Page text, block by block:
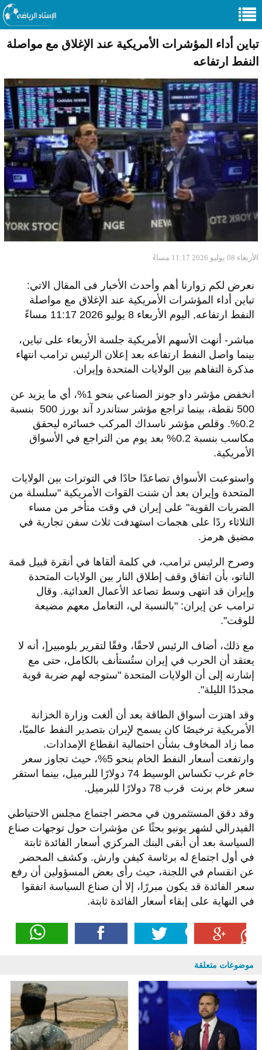
تباين أداء المؤشرات الأمريكية عند الإغلاق مع مواصلة
النفط ارتفاعه
الأربعاء 08 يوليو 2026 11:17 مساءً
نعرض لكم زوارنا أهم وأحدث الأخبار فى المقال الاتي:
تباين أداء المؤشرات الأمريكية عند الإغلاق مع مواصلة
النفط ارتفاعه, اليوم الأربعاء 8 يوليو 2026 11:17 مساءً
مباشر- أنهت الأسهم الأمريكية جلسة الأربعاء على تباين،
بينما واصل النفط ارتفاعه بعد إعلان الرئيس ترامب انتهاء
مذكرة التفاهم بين الولايات المتحدة وإيران.
انخفض مؤشر داو جونز الصناعي بنحو 1%، أي ما يزيد عن
500 نقطة، بينما تراجع مؤشر ستاندرد آند بورز 500 بنسبة
0.2%. وقلص مؤشر ناسداك المركب خسائره ليحقق
مكاسب بنسبة 0.2% بعد يوم من التراجع في الأسواق
الأمريكية.
واستوعبت الأسواق تصاعدًا حادًا في التوترات بين الولايات
المتحدة وإيران بعد أن شنت القوات الأمريكية "سلسلة من
الضربات القوية" على إيران في وقت متأخر من مساء
الثلاثاء ردًا على هجمات استهدفت ثلاث سفن تجارية في
مضيق هرمز.
وصرح الرئيس ترامب، في كلمة ألقاها في أنقرة قبيل قمة
الناتو، بأن اتفاق وقف إطلاق النار بين الولايات المتحدة
وإيران قد انتهى وسط تصاعد الأعمال العدائية. وقال
ترامب عن إيران: "بالنسبة لي، التعامل معهم مضيعة
للوقت".
مع ذلك، أضاف الرئيس لاحقًا، وفقًا لتقرير بلومبير[، أنه لا
يعتقد أن الحرب في إيران ستُستأنف بالكامل، حتى مع
إشارته إلى أن الولايات المتحدة "ستوجه لهم ضربة قوية
مجددًا الليلة".
وقد اهتزت أسواق الطاقة بعد أن ألغت وزارة الخزانة
الأمريكية ترخيصًا كان يسمح لإيران بتصدير النفط عالميًا،
مما زاد المخاوف بشأن احتمالية انقطاع الإمدادات.
وارتفعت أسعار النفط الخام بنحو 5%، حيث تجاوز سعر
خام غرب تكساس الوسيط 74 دولارًا للبرميل، بينما استقر
سعر خام برنت قرب 78 دولارًا للبرميل.
وقد دقق المستثمرون في محضر اجتماع مجلس الاحتياطي
الفيدرالي لشهر يونيو بحثًا عن مؤشرات حول توجهات صناع
السياسة بعد أن أبقى البنك المركزي أسعار الفائدة ثابتة
في أول اجتماع له برئاسة كيفن وارش. وكشف المحضر
عن انقسام في اللجنة، حيث رأى بعض المسؤولين أن رفع
سعر الفائدة قد يكون مبررًا، إلا أن صناع السياسة اتفقوا
في النهاية على إبقاء أسعار الفائدة ثابتة.
موضوعات متعلقة